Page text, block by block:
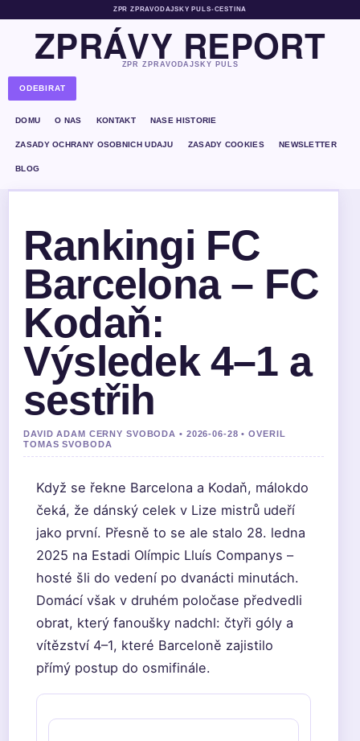
ZPR ZPRAVODAJSKY PULS•CESTINA
ZPRÁVY REPORT
ZPR ZPRAVODAJSKY PULS
ODEBIRAT
DOMU O NAS KONTAKT NASE HISTORIE
ZASADY OCHRANY OSOBNICH UDAJU ZASADY COOKIES NEWSLETTER
BLOG
Rankingi FC
Barcelona – FC
Kodaň:
Výsledek 4–1 a
sestřih
DAVID ADAM CERNY SVOBODA • 2026-06-28 • OVERIL
TOMAS SVOBODA
Když se řekne Barcelona a Kodaň, málokdo
čeká, že dánský celek v Lize mistrů udeří
jako první. Přesně to se ale stalo 28. ledna
2025 na Estadi Olímpic Lluís Companys –
hosté šli do vedení po dvanácti minutách.
Domácí však v druhém poločase předvedli
obrat, který fanoušky nadchl: čtyři góly a
vítězství 4–1, které Barceloně zajistilo
přímý postup do osmifinále.